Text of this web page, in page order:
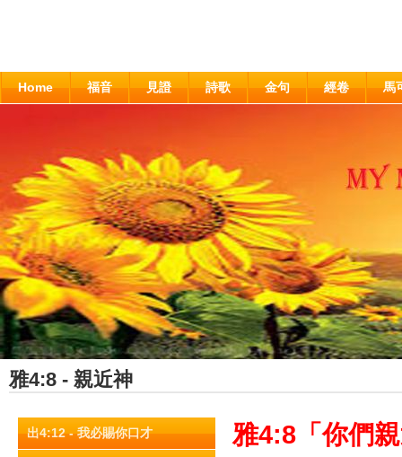
Home 福音 見證 詩歌 金句 經卷 馬
雅4:8 - 親近神
出4:12 - 我必賜你口才 雅4:8「你們